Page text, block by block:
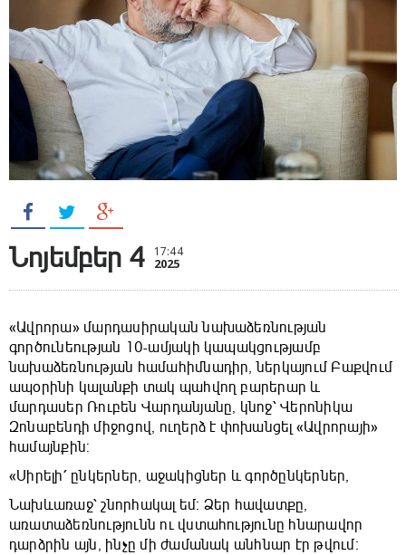
Նոյեմբեր 4 17:44
2025
«Ավրորա» մարդասիրական նախաձեռնության
գործունեության 10-ամյակի կապակցությամբ
նախաձեռնության համահիմնադիր, ներկայում Բաքվում
ապօրինի կալանքի տակ պահվող բարերար և
մարդասեր Ռուբեն Վարդանյանը, կնոջ՝ Վերոնիկա
Զոնաբենդի միջոցով, ուղերձ է փոխանցել «Ավրորայի»
համայնքին:
«Սիրելի՛ ընկերներ, աջակիցներ և գործընկերներ,
Նախևառաջ՝ շնորհակալ եմ։ Ձեր հավատքը,
առատաձեռնությունն ու վստահությունը հնարավոր
դարձրին այն, ինչը մի ժամանակ անհնար էր թվում։